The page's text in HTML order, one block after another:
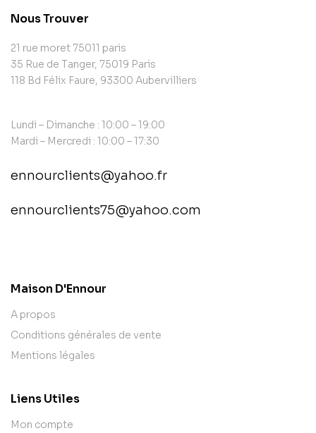
Nous Trouver
21 rue moret 75011 paris
35 Rue de Tanger, 75019 Paris
118 Bd Félix Faure, 93300 Aubervilliers
Lundi – Dimanche : 10:00 – 19:00
Mardi – Mercredi : 10:00 – 17:30
ennourclients@yahoo.fr
ennourclients75@yahoo.com
Maison D'Ennour
A propos
Conditions générales de vente
Mentions légales
Liens Utiles
Mon compte